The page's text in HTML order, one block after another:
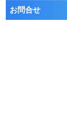
お問合せ